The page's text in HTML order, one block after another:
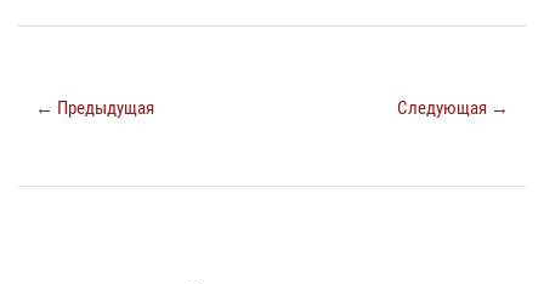
← Предыдущая Следующая →